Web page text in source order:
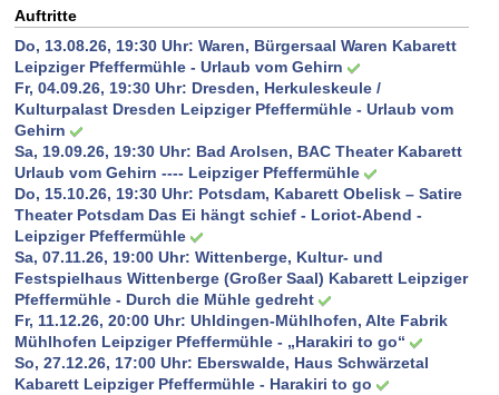
Auftritte
Do, 13.08.26, 19:30 Uhr: Waren, Bürgersaal Waren Kabarett
Leipziger Pfeffermühle - Urlaub vom Gehirn
Fr, 04.09.26, 19:30 Uhr: Dresden, Herkuleskeule /
Kulturpalast Dresden Leipziger Pfeffermühle - Urlaub vom
Gehirn
Sa, 19.09.26, 19:30 Uhr: Bad Arolsen, BAC Theater Kabarett
Urlaub vom Gehirn ---- Leipziger Pfeffermühle
Do, 15.10.26, 19:30 Uhr: Potsdam, Kabarett Obelisk – Satire
Theater Potsdam Das Ei hängt schief - Loriot-Abend -
Leipziger Pfeffermühle
Sa, 07.11.26, 19:00 Uhr: Wittenberge, Kultur- und
Festspielhaus Wittenberge (Großer Saal) Kabarett Leipziger
Pfeffermühle - Durch die Mühle gedreht
Fr, 11.12.26, 20:00 Uhr: Uhldingen-Mühlhofen, Alte Fabrik
Mühlhofen Leipziger Pfeffermühle - „Harakiri to go“
So, 27.12.26, 17:00 Uhr: Eberswalde, Haus Schwärzetal
Kabarett Leipziger Pfeffermühle - Harakiri to go